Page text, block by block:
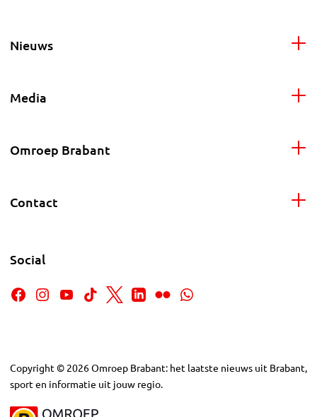
Nieuws
Media
Omroep Brabant
Contact
Social
Copyright © 2026Omroep Brabant: het laatste nieuws uit Brabant,
sport en informatie uit jouw regio.